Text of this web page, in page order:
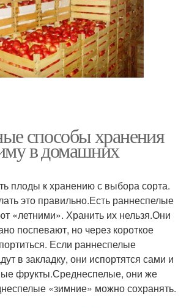
способы хранения
в домашних
плоды к хранению с выбора сорта.
это правильно.Есть раннеспелые
«летними». Хранить их нельзя.Они
поспевают, но через короткое
Если раннеспелые
в закладку, они испортятся сами и
фрукты.Среднеспелые, они же
«зимние» можно сохранять.